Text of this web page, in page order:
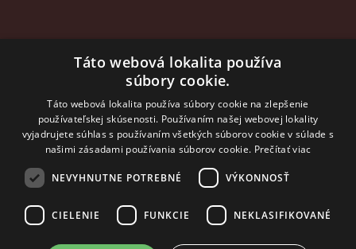
sales@rosler.sk
Regionálni zástupcovia
Západ a stred:
+421 903 728 402
Východ
mobil: +421 901 728 409
Táto webová lokalita používa
súbory cookie.
Táto webová lokalita používa súbory cookie na zlepšenie
používateľskej skúsenosti. Používaním našej webovej lokality
vyjadrujete súhlas s používaním všetkých súborov cookie v súlade s
našimi zásadami používania súborov cookie. Prečítať viac
NEVYHNUTNE POTREBNÉ VÝKONNOSŤ
CIELENIE FUNKCIE NEKLASIFIKOVANÉ